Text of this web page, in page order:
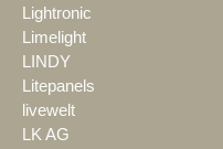
Lightronic
Limelight
LINDY
Litepanels
livewelt
LK AG